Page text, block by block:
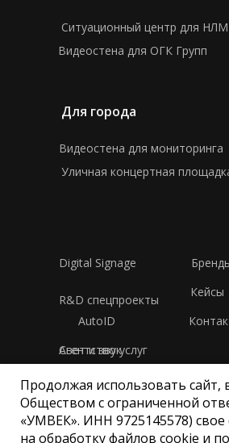
Продолжая использовать сайт,
Обществом с ограниченной
«УМВЕК». ИНН 9725145578) свое
на обработку файлов cookie и
Ситуационный центр для
Видеостена для ОГК Групп
Для города
Видеостена для мониторинга
Уличная концертная
Digital Signage
R&D спецпроекты
AutoID
Свет и звук
Кейсы
Агентство услуг
Политика